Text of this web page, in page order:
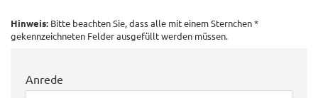
Hinweis: Bitte beachten Sie, dass alle mit einem Sternchen *
gekennzeichneten Felder ausgefüllt werden müssen.
Anrede